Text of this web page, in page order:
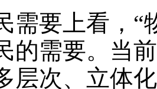
要上看，“
的需要。当
层次、立体